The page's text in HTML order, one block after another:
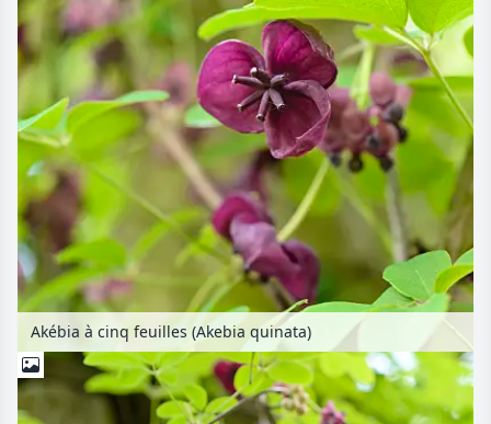
Akébia à cinq feuilles (Akebia quinata)